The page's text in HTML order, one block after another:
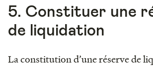
5. Constituer une
de liquidation
La constitution d’une réserve de